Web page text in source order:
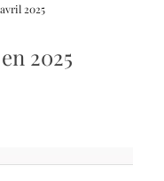
avril 2025
2025